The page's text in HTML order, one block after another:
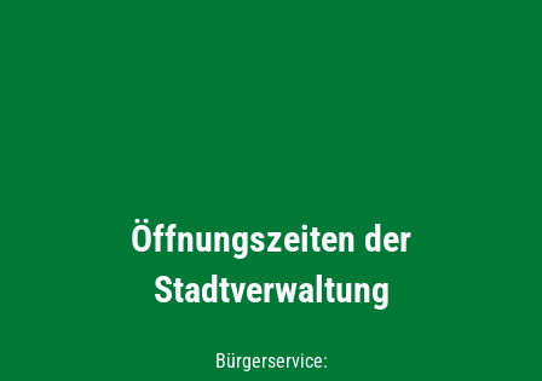
Öffnungszeiten der
Stadtverwaltung
Bürgerservice: